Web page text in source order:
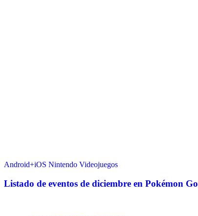
Android+iOS Nintendo Videojuegos
Listado de eventos de diciembre en Pokémon Go